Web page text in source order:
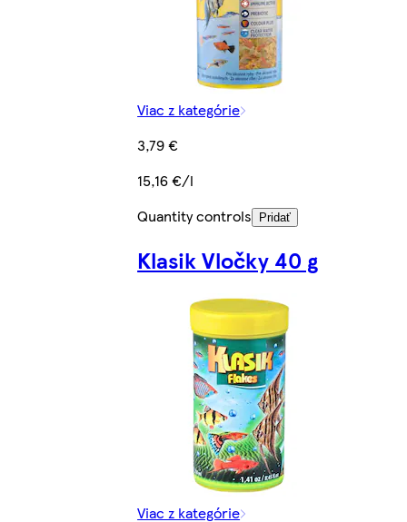
Viac z kategórie
3,79 €
15,16 €/l
Quantity controls Pridať
Klasik Vločky 40 g
Viac z kategórie